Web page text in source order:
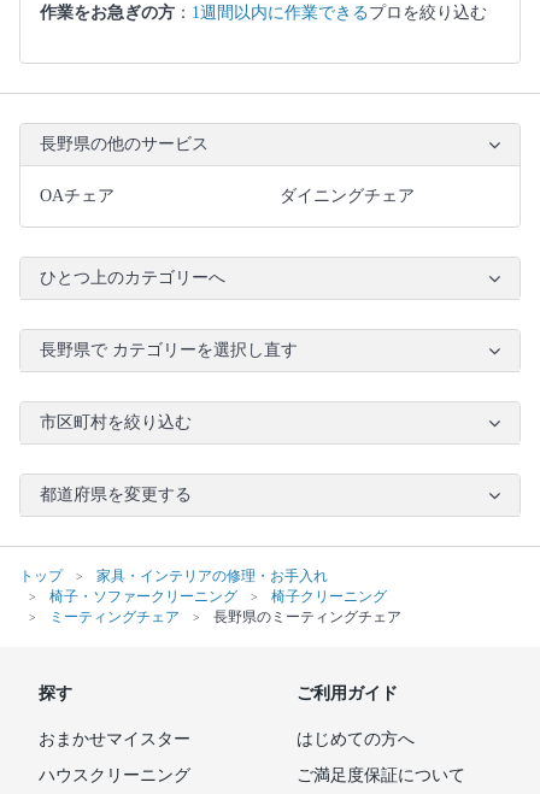
作業をお急ぎの方 ： 1週間以内に作業できるプロを絞り込む
長野県の他のサービス
OAチェア ダイニングチェア
ひとつ上のカテゴリーへ
長野県で カテゴリーを選択し直す
市区町村を絞り込む
都道府県を変更する
トップ
家具・インテリアの修理・お手入れ
椅子・ソファークリーニング
椅子クリーニング
ミーティングチェア
長野県のミーティングチェア
探す
おまかせマイスター
ハウスクリーニング
ご利用ガイド
はじめての方へ
ご満足度保証について